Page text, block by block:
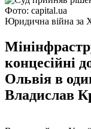
Фото: capital.ua
Юридична війна за
концесійні
Ольвія в
Владислав